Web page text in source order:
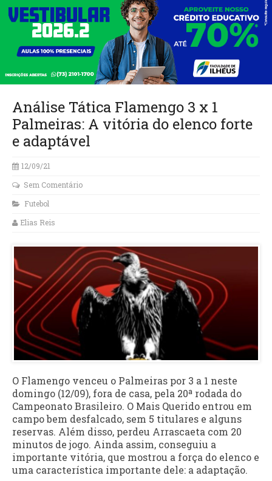
Análise Tática Flamengo 3 x 1
Palmeiras: A vitória do elenco forte
e adaptável
12/09/21
Sem Comentário
Futebol
Elias Reis
O Flamengo venceu o Palmeiras por 3 a 1 neste
domingo (12/09), fora de casa, pela 20ª rodada do
Campeonato Brasileiro. O Mais Querido entrou em
campo bem desfalcado, sem 5 titulares e alguns
reservas. Além disso, perdeu Arrascaeta com 20
minutos de jogo. Ainda assim, conseguiu a
importante vitória, que mostrou a força do elenco e
uma característica importante dele: a adaptação.